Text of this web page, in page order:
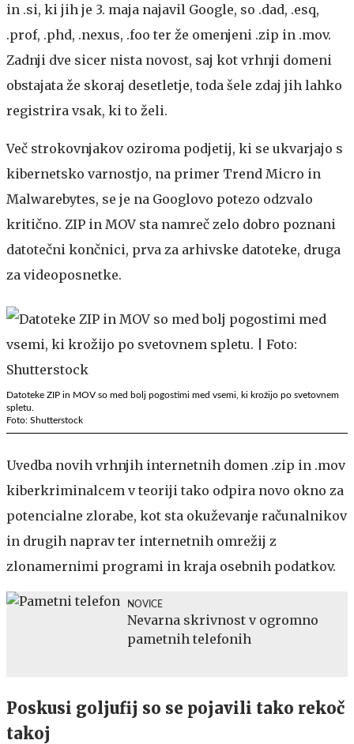
in .si, ki jih je 3. maja najavil Google, so .dad, .esq,
.prof, .phd, .nexus, .foo ter že omenjeni .zip in .mov.
Zadnji dve sicer nista novost, saj kot vrhnji domeni
obstajata že skoraj desetletje, toda šele zdaj jih lahko
registrira vsak, ki to želi.
Več strokovnjakov oziroma podjetij, ki se ukvarjajo s
kibernetsko varnostjo, na primer Trend Micro in
Malwarebytes, se je na Googlovo potezo odzvalo
kritično. ZIP in MOV sta namreč zelo dobro poznani
datotečni končnici, prva za arhivske datoteke, druga
za videoposnetke.
Datoteke ZIP in MOV so med bolj pogostimi med vsemi, ki krožijo po svetovnem
spletu.
Foto: Shutterstock
Uvedba novih vrhnjih internetnih domen .zip in .mov
kiberkriminalcem v teoriji tako odpira novo okno za
potencialne zlorabe, kot sta okuževanje računalnikov
in drugih naprav ter internetnih omrežij z
zlonamernimi programi in kraja osebnih podatkov.
NOVICE
Nevarna skrivnost v ogromno
pametnih telefonih
Poskusi goljufij so se pojavili tako rekoč
takoj